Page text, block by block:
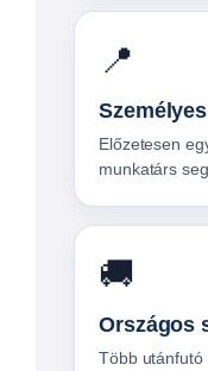
📍
Előzetesen
munkatárs
🚚
Országos
Több utánfutó